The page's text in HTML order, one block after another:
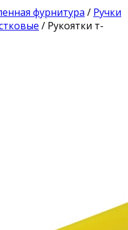
фурнитура / Ручки
/ Рукоятки т-